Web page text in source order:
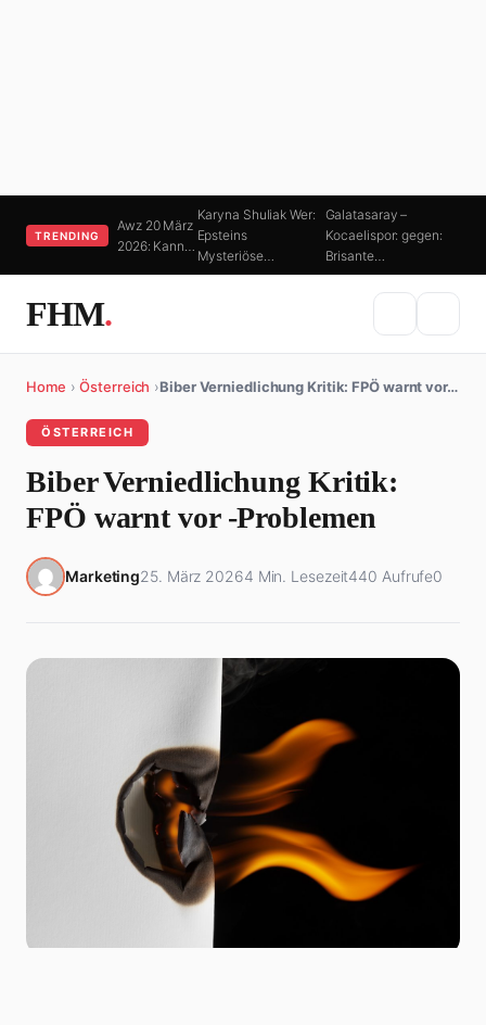
TRENDING
Awz 20 März
2026: Kann…
Karyna Shuliak Wer:
Epsteins
Mysteriöse…
Galatasaray –
Kocaelispor: gegen:
Brisante…
FHM.
Home › Österreich ›Biber Verniedlichung Kritik: FPÖ warnt vor…
ÖSTERREICH
Biber Verniedlichung Kritik:
FPÖ warnt vor -Problemen
Marketing25. März 20264 Min. Lesezeit440 Aufrufe0